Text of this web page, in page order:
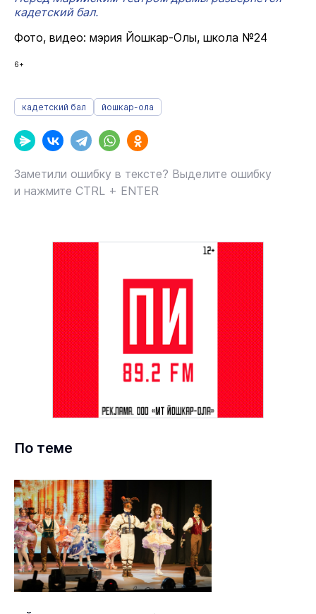
кадетский бал.
Фото, видео: мэрия Йошкар-Олы, школа №24
6+
кадетский бал йошкар-ола
Заметили ошибку в тексте? Выделите ошибку
и нажмите CTRL + ENTER
По теме